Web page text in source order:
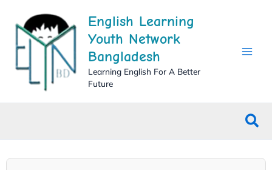
content
English Learning
Youth Network
Bangladesh
Learning English For A Better
Future